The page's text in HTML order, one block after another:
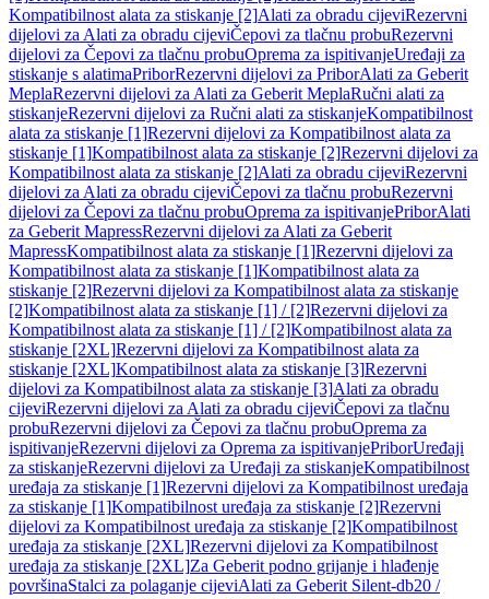
Kompatibilnost alata za stiskanje [2]Alati za obradu cijeviRezervni
dijelovi za Alati za obradu cijeviČepovi za tlačnu probuRezervni
dijelovi za Čepovi za tlačnu probuOprema za ispitivanjeUređaji za
stiskanje s alatimaPriborRezervni dijelovi za PriborAlati za Geberit
MeplaRezervni dijelovi za Alati za Geberit MeplaRučni alati za
stiskanjeRezervni dijelovi za Ručni alati za stiskanjeKompatibilnost
alata za stiskanje [1]Rezervni dijelovi za Kompatibilnost alata za
stiskanje [1]Kompatibilnost alata za stiskanje [2]Rezervni dijelovi za
Kompatibilnost alata za stiskanje [2]Alati za obradu cijeviRezervni
dijelovi za Alati za obradu cijeviČepovi za tlačnu probuRezervni
dijelovi za Čepovi za tlačnu probuOprema za ispitivanjePriborAlati
za Geberit MapressRezervni dijelovi za Alati za Geberit
MapressKompatibilnost alata za stiskanje [1]Rezervni dijelovi za
Kompatibilnost alata za stiskanje [1]Kompatibilnost alata za
stiskanje [2]Rezervni dijelovi za Kompatibilnost alata za stiskanje
[2]Kompatibilnost alata za stiskanje [1] / [2]Rezervni dijelovi za
Kompatibilnost alata za stiskanje [1] / [2]Kompatibilnost alata za
stiskanje [2XL]Rezervni dijelovi za Kompatibilnost alata za
stiskanje [2XL]Kompatibilnost alata za stiskanje [3]Rezervni
dijelovi za Kompatibilnost alata za stiskanje [3]Alati za obradu
cijeviRezervni dijelovi za Alati za obradu cijeviČepovi za tlačnu
probuRezervni dijelovi za Čepovi za tlačnu probuOprema za
ispitivanjeRezervni dijelovi za Oprema za ispitivanjePriborUređaji
za stiskanjeRezervni dijelovi za Uređaji za stiskanjeKompatibilnost
uređaja za stiskanje [1]Rezervni dijelovi za Kompatibilnost uređaja
za stiskanje [1]Kompatibilnost uređaja za stiskanje [2]Rezervni
dijelovi za Kompatibilnost uređaja za stiskanje [2]Kompatibilnost
uređaja za stiskanje [2XL]Rezervni dijelovi za Kompatibilnost
uređaja za stiskanje [2XL]Za Geberit podno grijanje i hlađenje
površinaStalci za polaganje cijeviAlati za Geberit Silent-db20 /